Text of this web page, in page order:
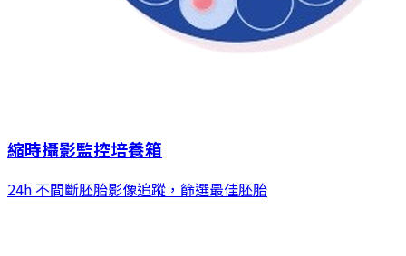
縮時攝影監控培養箱
24h 不間斷胚胎影像追蹤，篩選最佳胚胎